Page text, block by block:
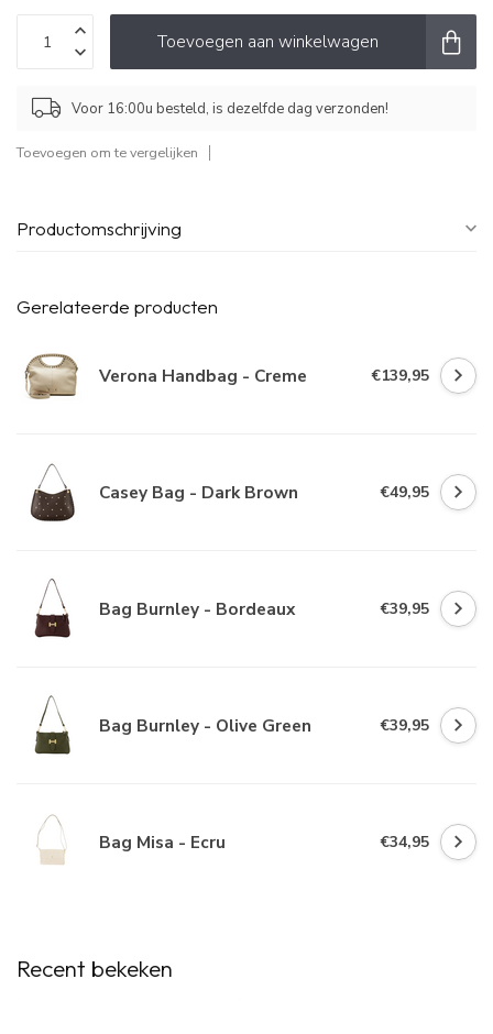
Toevoegen aan winkelwagen
Voor 16:00u besteld, is dezelfde dag verzonden!
Toevoegen om te vergelijken
Productomschrijving
Gerelateerde producten
Verona Handbag - Creme €139,95
Casey Bag - Dark Brown €49,95
Bag Burnley - Bordeaux €39,95
Bag Burnley - Olive Green €39,95
Bag Misa - Ecru €34,95
Recent bekeken